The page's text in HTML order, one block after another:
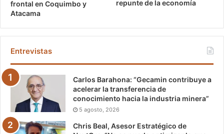
frontal en Coquimbo y
Atacama
repunte de la economía
Entrevistas
Carlos Barahona: “Gecamin contribuye a
acelerar la transferencia de
conocimiento hacia la industria minera”
5 agosto, 2026
Chris Beal, Asesor Estratégico de